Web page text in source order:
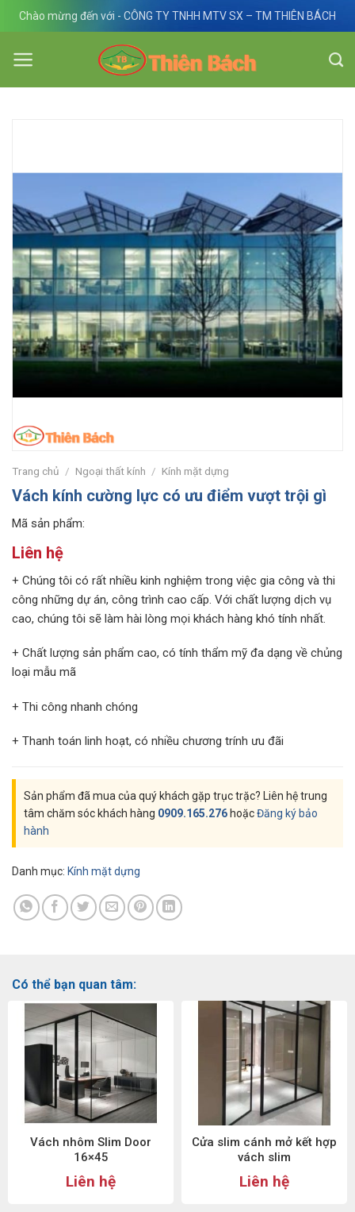
Skip
content
Chào mừng đến với - CÔNG TY TNHH MTV SX – TM THIÊN BÁCH
Trang chủ / Ngoại thất kính / Kính mặt dựng
Vách kính cường lực có ưu điểm vượt trội gì
Mã sản phẩm:
Liên hệ
+ Chúng tôi có rất nhiều kinh nghiệm trong việc gia công và thi
công những dự án, công trình cao cấp. Với chất lượng dịch vụ
cao, chúng tôi sẽ làm hài lòng mọi khách hàng khó tính nhất.
+ Chất lượng sản phẩm cao, có tính thẩm mỹ đa dạng về chủng
loại mẫu mã
+ Thi công nhanh chóng
+ Thanh toán linh hoạt, có nhiều chương trính ưu đãi
Sản phẩm đã mua của quý khách gặp trục trặc? Liên hệ trung
tâm chăm sóc khách hàng 0909.165.276 hoặcĐăng ký bảo
hành
Danh mục: Kính mặt dựng
Có thể bạn quan tâm:
Vách nhôm Slim Door
16×45
Liên hệ
Cửa slim cánh mở kết hợp
vách slim
Liên hệ